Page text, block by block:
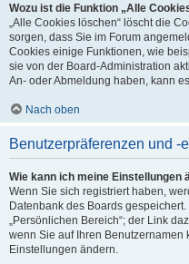
Wozu ist die Funktion „Alle
„Alle Cookies löschen“ löscht die
sorgen, dass Sie im Forum
Cookies einige Funktionen, wie
sie von der Board-Administration
An- oder Abmeldung haben, kann
Nach oben
Benutzerpräferenzen und -
Wie kann ich meine Einstellungen
Wenn Sie sich registriert haben,
Datenbank des Boards
„Persönlichen Bereich“; der Link
wenn Sie auf Ihren Benutzernamen
Einstellungen ändern.